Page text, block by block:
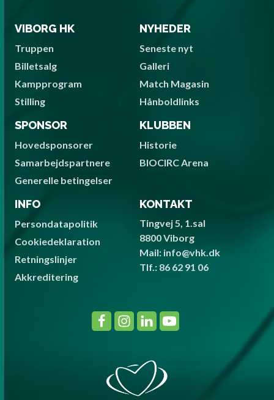
VIBORG HK
Truppen
Billetsalg
Kampprogram
Stilling
NYHEDER
Seneste nyt
Galleri
Match Magasin
Hånboldlinks
SPONSOR
Hovedsponsorer
Samarbejdspartnere
Generelle betingelser
KLUBBEN
Historie
BIOCIRC Arena
INFO
Persondatapolitik
Cookiedeklaration
Retningslinjer
Akkreditering
KONTAKT
Tingvej 5, 1.sal
8800 Viborg
Mail: info@vhk.dk
Tlf.: 86 62 91 06